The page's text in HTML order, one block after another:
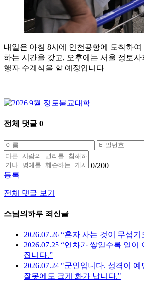
내일은 아침 8시에 인천공항에 도착하
하는 시간을 갖고, 오후에는 서울 정토
행자 수계식을 할 예정입니다.
전체 댓글 0
0/200
등록
전체 댓글 보기
스님의하루 최신글
2026.07.26 “혼자 사는 것이 무섭
2026.07.25 “연차가 쌓일수록 일이
집니다.”
2026.07.24 "군인입니다. 성격이
잘못에도 크게 화가 납니다."